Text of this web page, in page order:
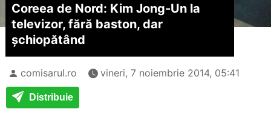
Coreea de Nord: Kim Jong-Un la
televizor, fără baston, dar
șchiopătând
comisarul.ro vineri, 7 noiembrie 2014, 05:41
Distribuie